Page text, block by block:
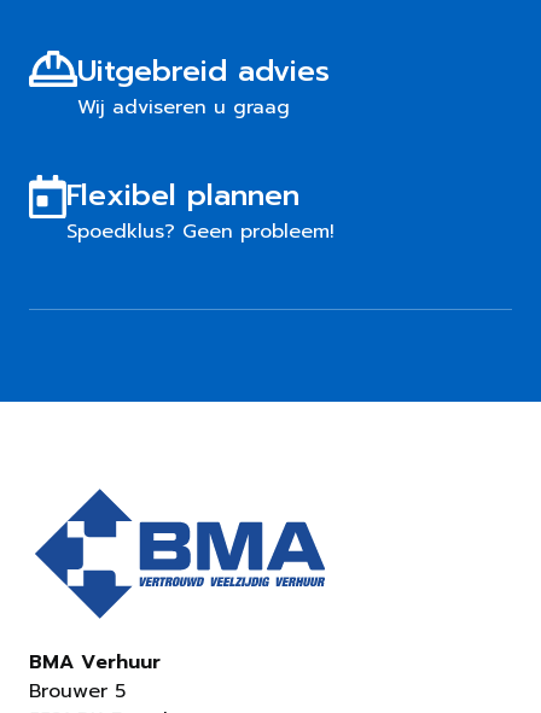
Uitgebreid advies
Wij adviseren u graag
Flexibel plannen
Spoedklus? Geen probleem!
BMA Verhuur
Brouwer 5